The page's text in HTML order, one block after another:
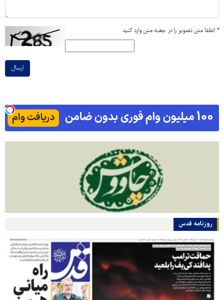
* لطفا متن تصویر را در جعبه متن وارد کنید
ارسال
روزنامه قدس